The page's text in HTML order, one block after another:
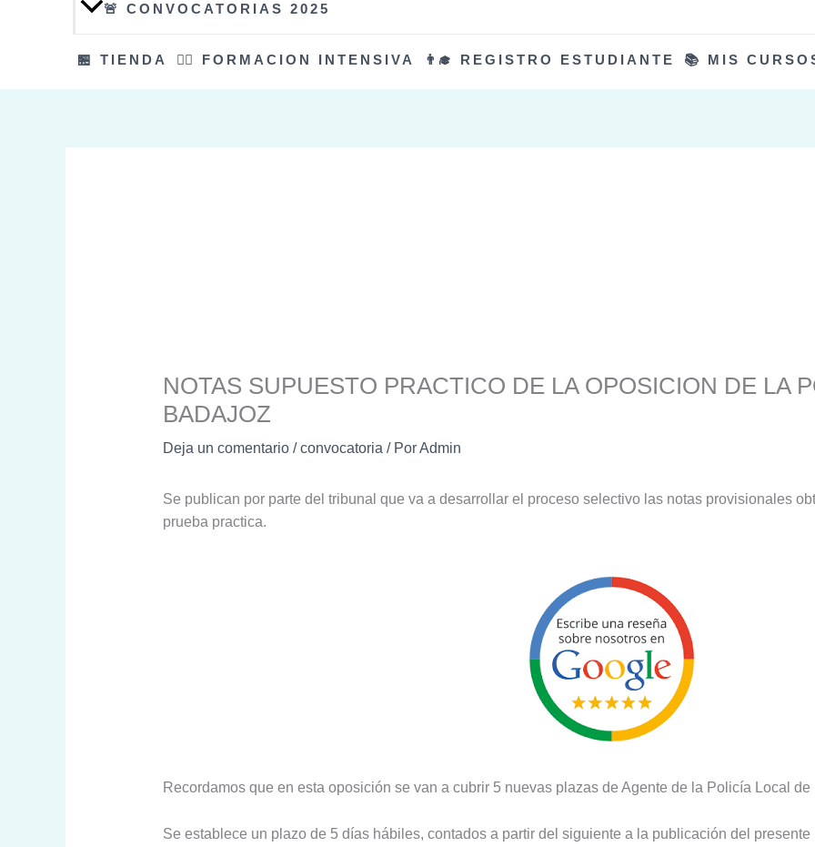
🚨 CONVOCATORIAS 2025
🏪 TIENDA 👮‍♀️ FORMACION INTENSIVA 👨‍🎓 REGISTRO ESTUDIANTE 📚 MIS
NOTAS SUPUESTO PRACTICO DE LA OPOSICION DE LA
BADAJOZ
Deja un comentario / convocatoria/ PorAdmin
Se publican por parte del tribunal que va a desarrollar el proceso selectivo las notas provisionales
prueba practica.
Recordamos que en esta oposición se van a cubrir 5 nuevas plazas de Agente de la Policía Local de
Se establece un plazo de 5 días hábiles, contados a partir del siguiente a la publicación del